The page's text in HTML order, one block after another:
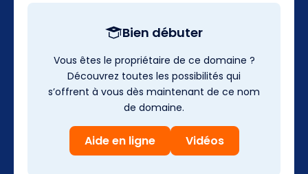
Bien débuter
Vous êtes le propriétaire de ce domaine ?
Découvrez toutes les possibilités qui
s’offrent à vous dès maintenant de ce nom
de domaine.
Aide en ligne Vidéos